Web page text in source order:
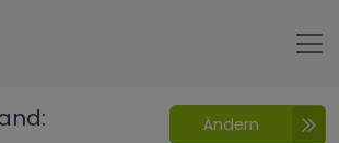
öffnen für „www.tiger-coatings.com“
Ändern